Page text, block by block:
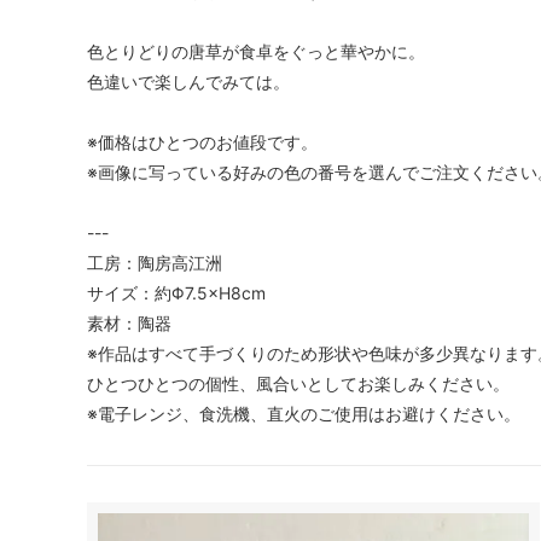
色とりどりの唐草が食卓をぐっと華やかに。
色違いで楽しんでみては。
※価格はひとつのお値段です。
※画像に写っている好みの色の番号を選んでご注文ください
---
工房：陶房高江洲
サイズ：約Φ7.5×H8cm
素材：陶器
※作品はすべて手づくりのため形状や色味が多少異なります
ひとつひとつの個性、風合いとしてお楽しみください。
※電子レンジ、食洗機、直火のご使用はお避けください。